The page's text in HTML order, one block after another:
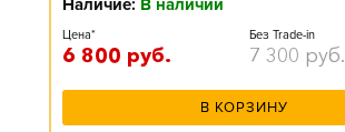
Наличие: В наличии
Цена*
6 800 руб.
Без Trade-in
7 300 руб.
В КОРЗИНУ